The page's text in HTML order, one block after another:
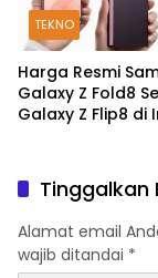
TEKNO
Harga Resmi
Galaxy Z Fold8
Galaxy Z Flip8 di
Tinggalkan
Alamat email
wajib ditandai *